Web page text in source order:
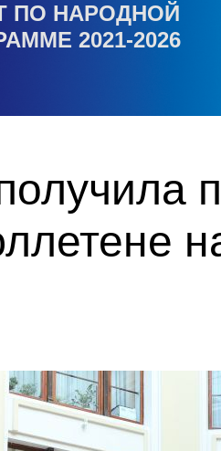
ПО НАРОДНОЙ
2021-2026